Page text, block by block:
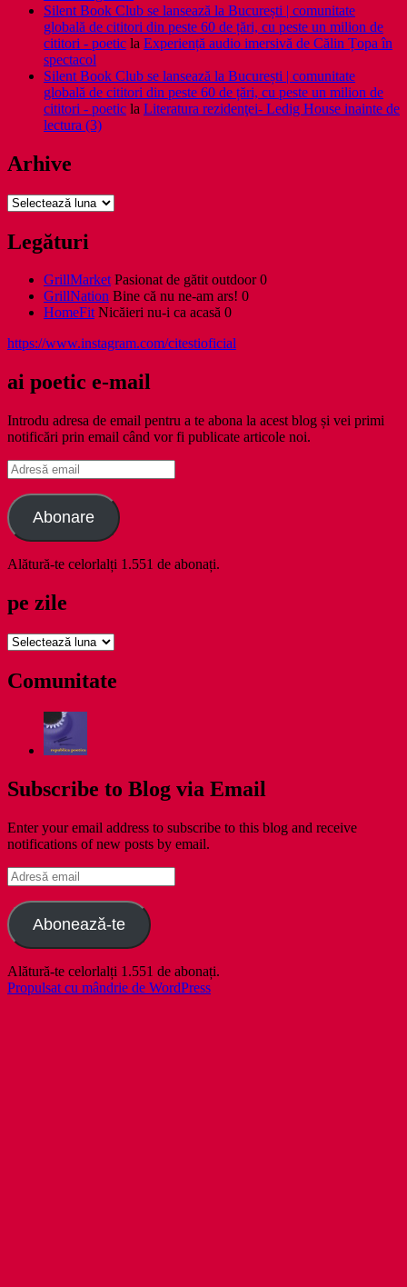
Silent Book Club se lansează la București | comunitate
globală de cititori din peste 60 de țări, cu peste un milion de
cititori - poetic la Experiență audio imersivă de Călin Țopa în
spectacol
Silent Book Club se lansează la București | comunitate
globală de cititori din peste 60 de țări, cu peste un milion de
cititori - poetic la Literatura rezidenţei- Ledig House inainte de
lectura (3)
Arhive
Arhive
Legături
GrillMarketPasionat de gătit outdoor 0
GrillNation Bine că nu ne-am ars! 0
HomeFitNicăieri nu-i ca acasă 0
https://www.instagram.com/citestioficial
ai poetic e-mail
Introdu adresa de email pentru a te abona la acest blog și vei primi
notificări prin email când vor fi publicate articole noi.
Adresă
email
Abonare
Alătură-te celorlalți 1.551 de abonați.
pe zile
pe
Comunitate
Subscribe to Blog via Email
Enter your email address to subscribe to this blog and receive
notifications of new posts by email.
Adresă
email
Abonează-te
Alătură-te celorlalți 1.551 de abonați.
Propulsat cu mândrie de WordPress